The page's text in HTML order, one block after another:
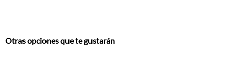
Otras opciones que te gustarán